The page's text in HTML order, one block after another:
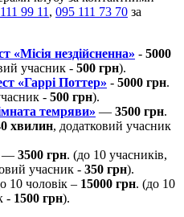
99 11 , 095 111 73 70 за
«Місія нездійсненна» - 5000
учасник - 500 грн).
«Гаррі Поттер» - 5000 грн.
- 500 грн).
темряви» — 3500 грн.
хвилин, додатковий учасник
— 3500 грн. (до 10 учасників,
учасник - 350 грн).
10 чоловік – 15000 грн. (до 10
- 1500 грн).